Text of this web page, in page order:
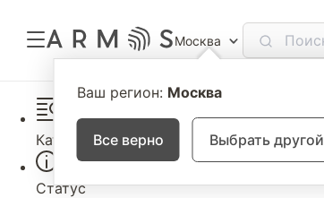
Москва
Ваш регион: Москва
Все верно Выбрать другой
Каталог
Статус